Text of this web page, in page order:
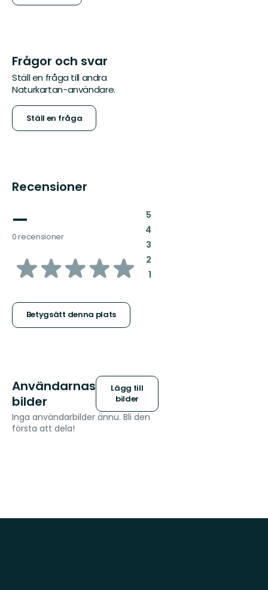
Frågor och svar
Ställ en fråga till andra
Naturkartan-användare.
Ställ en fråga
Recensioner
—
0 recensioner
av
stjärnor
Betygsätt denna plats
5:
4:
3:
2:
1:
Användarnas
bilder
Lägg till
bilder
Inga användarbilder ännu. Bli den
första att dela!